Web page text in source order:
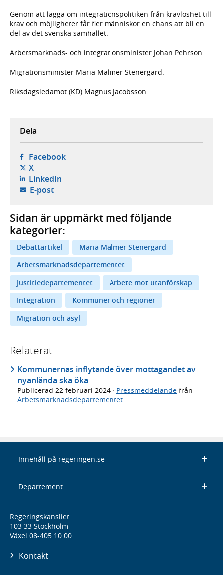
Genom att lägga om integrationspolitiken från kravlöshet till
krav och möjligheter får fler människor en chans att bli en
del av det svenska samhället.
Arbetsmarknads- och integrationsminister Johan Pehrson.
Migrationsminister Maria Malmer Stenergard.
Riksdagsledamot (KD) Magnus Jacobsson.
Dela
Facebook- öppnas i ny flik, extern webbplats,
X- öppnas i ny flik, extern webbplats,
LinkedIn- öppnas i ny flik, extern webbplats,
E-post- öppnar din e-postklient,
Sidan är uppmärkt med följande
kategorier:
Debattartikel
Maria Malmer Stenergard
Arbetsmarknadsdepartementet
Justitiedepartementet
Arbete mot utanförskap
Integration
Kommuner och regioner
Migration och asyl
Relaterat
Kommunernas inflytande över mottagandet av
nyanlända ska öka
Publicerad 22 februari 2024 · Pressmeddelande från
Arbetsmarknadsdepartementet
Innehåll på regeringen.se
Departement
Regeringskansliet
103 33 Stockholm
Växel 08-405 10 00
Kontakt